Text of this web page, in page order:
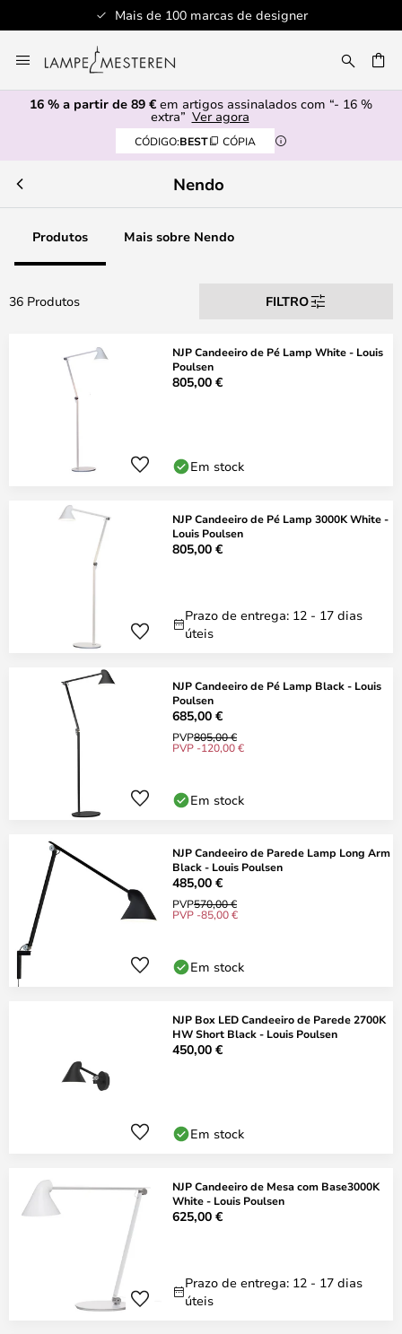
Mais de 100 marcas de designer
para
o
Conteúdo
16 % a partir de 89 € em artigos assinalados com “- 16 %
extra” Ver agora
CÓDIGO:BEST CÓPIA
Nendo
Produtos Mais sobre Nendo
36 Produtos FILTRO
NJP Candeeiro de Pé Lamp White - Louis
Poulsen
805,00 €
Em stock
NJP Candeeiro de Pé Lamp 3000K White -
Louis Poulsen
805,00 €
Prazo de entrega: 12 - 17 dias
úteis
NJP Candeeiro de Pé Lamp Black - Louis
Poulsen
685,00 €
PVP805,00 €
PVP -120,00 €
Em stock
NJP Candeeiro de Parede Lamp Long Arm
Black - Louis Poulsen
485,00 €
PVP570,00 €
PVP -85,00 €
Em stock
NJP Box LED Candeeiro de Parede 2700K
HW Short Black - Louis Poulsen
450,00 €
Em stock
NJP Candeeiro de Mesa com Base3000K
White - Louis Poulsen
625,00 €
Prazo de entrega: 12 - 17 dias
úteis